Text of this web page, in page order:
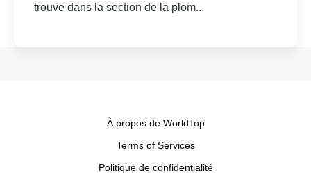
trouve dans la section de la plom...
À propos de WorldTop
Terms of Services
Politique de confidentialité